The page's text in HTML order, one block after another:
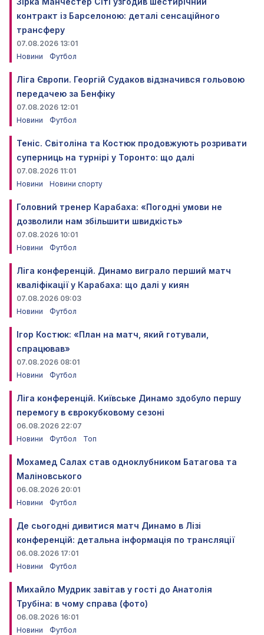
контракт із Барселоною: деталі сенсаційного
трансферу
07.08.2026 13:01
Новини
Футбол
Ліга Європи. Георгій Судаков відзначився гольовою
передачею за Бенфіку
07.08.2026 12:01
Новини
Футбол
Теніс. Світоліна та Костюк продовжують розривати
суперниць на турнірі у Торонто: що далі
07.08.2026 11:01
Новини
Новини спорту
Головний тренер Карабаха: «Погодні умови не
дозволили нам збільшити швидкість»
07.08.2026 10:01
Новини
Футбол
Ліга конференцій. Динамо виграло перший матч
кваліфікації у Карабаха: що далі у киян
07.08.2026 09:03
Новини
Футбол
Ігор Костюк: «План на матч, який готували,
спрацював»
07.08.2026 08:01
Новини
Футбол
Ліга конференцій. Київське Динамо здобуло першу
перемогу в єврокубковому сезоні
06.08.2026 22:07
Новини
Футбол Топ
Мохамед Салах став одноклубником Батагова та
Маліновського
06.08.2026 20:01
Новини
Футбол
Де сьогодні дивитися матч Динамо в Лізі
конференцій: детальна інформація по трансляції
06.08.2026 17:01
Новини
Футбол
Михайло Мудрик завітав у гості до Анатолія
Трубіна: в чому справа (фото)
06.08.2026 16:01
Новини
Футбол